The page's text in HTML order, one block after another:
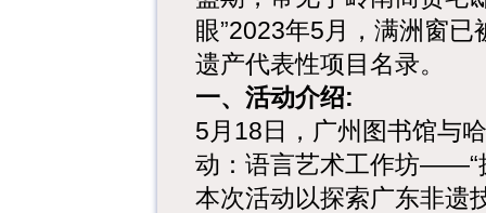
眼”2023年5月，满洲窗
遗产代表性项目名录。
一、活动介绍:
5月18日，广州图书馆与
动：语言艺术工作坊——“
本次活动以探索广东非遗